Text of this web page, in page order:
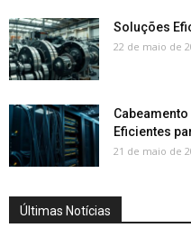
Soluções
22 de maio de
Eficientes
21 de maio de
Últimas Notícias